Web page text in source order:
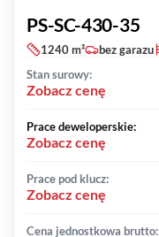
PS-SC-430-35
1240 m² bez garazu
Stan surowy:
Zobacz cenę
Prace deweloperskie:
Zobacz cenę
Prace pod klucz:
Zobacz cenę
Cena jednostkowa brutto: